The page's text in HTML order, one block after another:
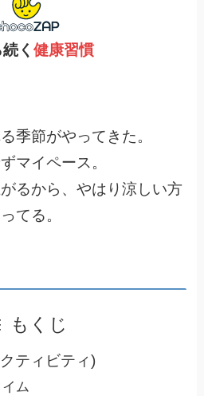
く 健康習慣
季節がやってきた。
マイペース。
るから、やはり涼しい方
てる。
もくじ
ティビティ)
ム